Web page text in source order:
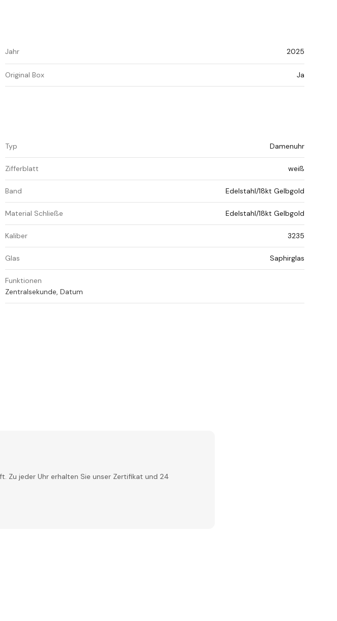
Jahr 2025
Original Box Ja
Typ Damenuhr
Zifferblatt weiß
Band Edelstahl/18kt Gelbgold
Material Schließe Edelstahl/18kt Gelbgold
Kaliber 3235
Glas Saphirglas
Funktionen
Zentralsekunde, Datum
Zu jeder Uhr erhalten Sie unser Zertifikat und 24